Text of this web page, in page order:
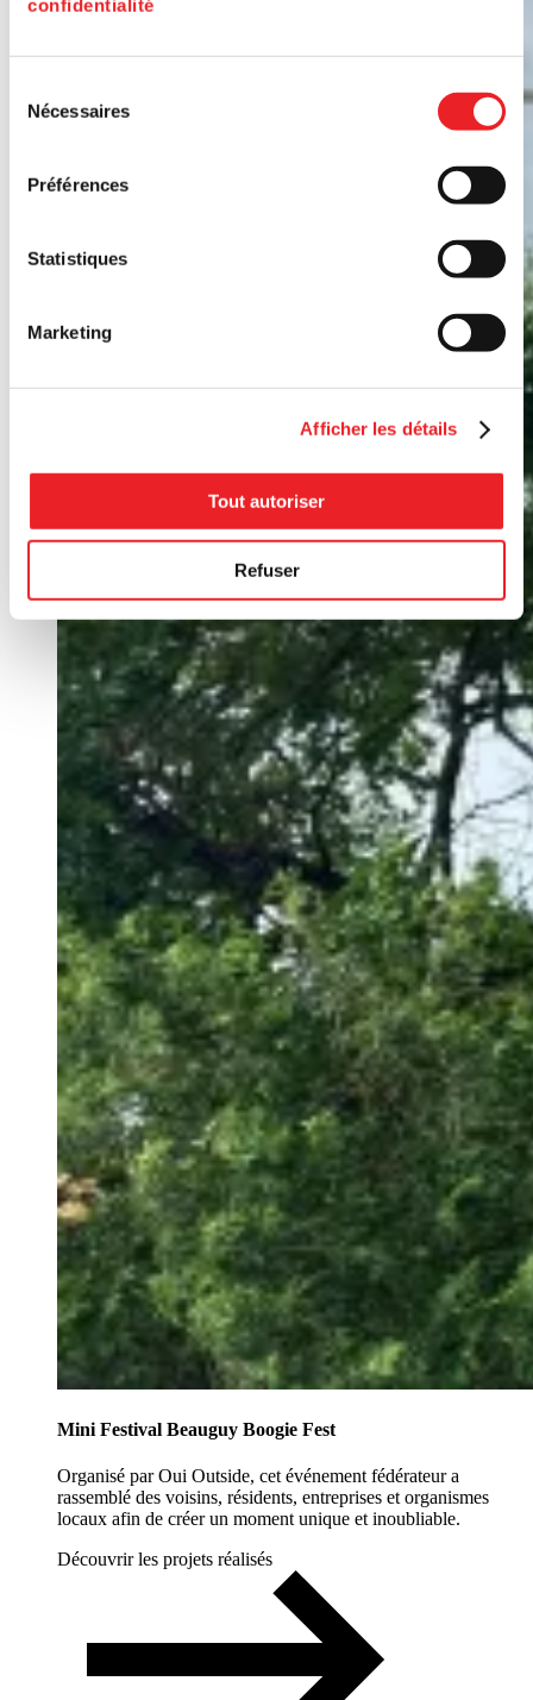
confidentialité
Nécessaires
Préférences
Statistiques
Marketing
Afficher les détails
Tout autoriser
Refuser
Mini Festival Beauguy Boogie Fest
Organisé par Oui Outside, cet événement fédérateur a
rassemblé des voisins, résidents, entreprises et organismes
locaux afin de créer un moment unique et inoubliable.
Découvrir les projets réalisés